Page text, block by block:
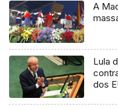
A
Lula
dos